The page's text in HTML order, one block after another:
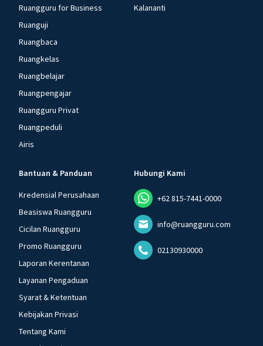
Ruangguru for Business
Ruanguji
Ruangbaca
Ruangkelas
Ruangbelajar
Ruangpengajar
Ruangguru Privat
Ruangpeduli
Airis
Kalananti
Bantuan & Panduan
Kredensial Perusahaan
Beasiswa Ruangguru
Cicilan Ruangguru
Promo Ruangguru
Laporan Kerentanan
Layanan Pengaduan
Syarat & Ketentuan
Kebijakan Privasi
Tentang Kami
Hubungi Kami
+62 815-7441-0000
info@ruangguru.com
02130930000